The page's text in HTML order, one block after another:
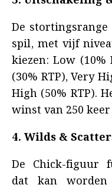
De
spil, met vijf
kiezen: Low (10%
(30% RTP), Very
High (50% RTP).
winst van 250
4. Wilds &
De Chick-figuur
dat kan worden